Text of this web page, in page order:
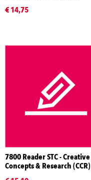
€ 14,75
7800 Reader STC - Creative
Concepts & Research (CCR)